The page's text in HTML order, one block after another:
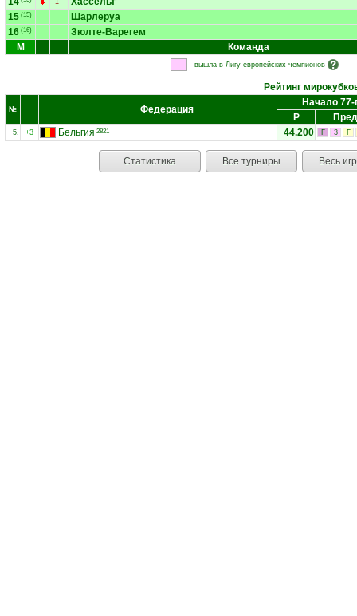
-1
15 (15)
Шарлеруа
16 (16)
Зюлте-Варегем
М
Команда
- вышла в Лигу европейских чемпионов
Рейтинг
№ Федерация
Начало 77-
Р
5. +3 Бельгия 2821 44.200 Г 3 Г
Статистика Все турниры Весь